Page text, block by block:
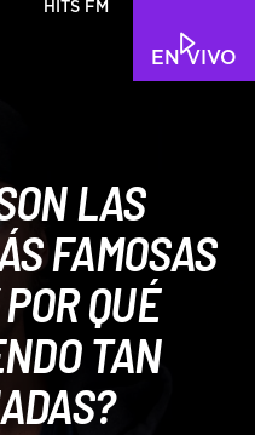
EN VIVO
HITS FM
LAS
FAMOSAS
QUÉ
TAN